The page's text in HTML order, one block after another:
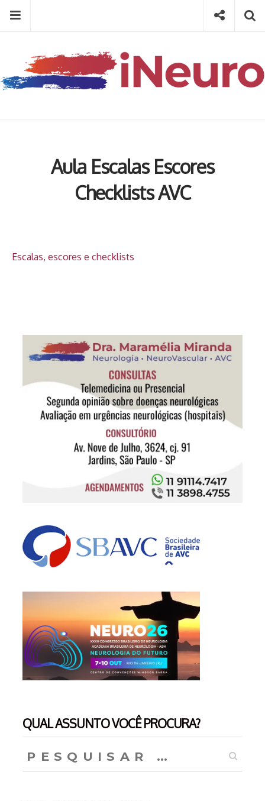
content
Menu
then
press
Type your search keyword, and press enter to search
Social
Aula Escalas Escores
Checklists AVC
Escalas, escores e checklists
QUAL ASSUNTO VOCÊ PROCURA?
por: